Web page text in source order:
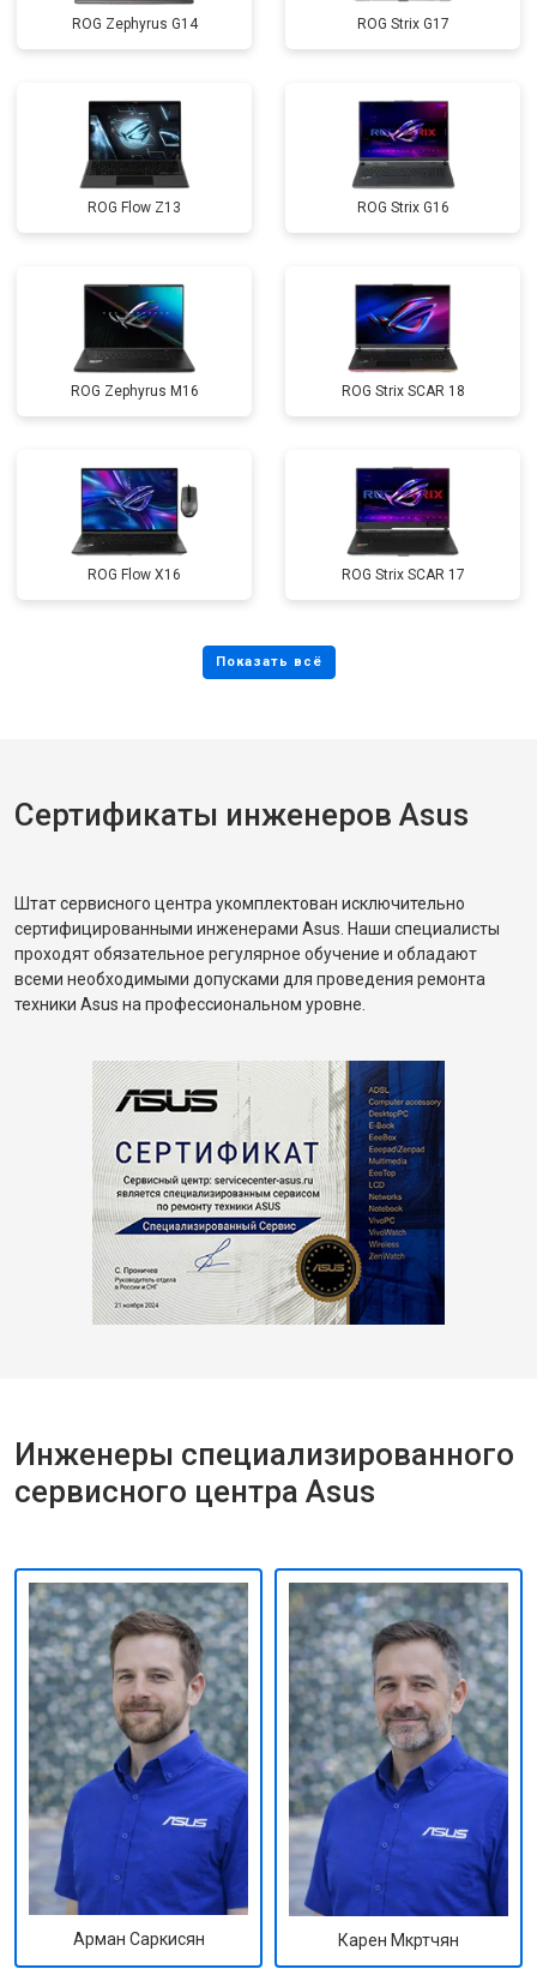
ROG Zephyrus G14 ROG Strix G17
ROG Flow Z13 ROG Strix G16
ROG Zephyrus M16 ROG Strix SCAR 18
ROG Flow X16 ROG Strix SCAR 17
Сертификаты инженеров Asus
Штат сервисного центра укомплектован исключительно
сертифицированными инженерами Asus. Наши специалисты
проходят обязательное регулярное обучение и обладают
всеми необходимыми допусками для проведения ремонта
техники Asus на профессиональном уровне.
Инженеры специализированного
сервисного центра Asus
Арман Саркисян Карен Мкртчян